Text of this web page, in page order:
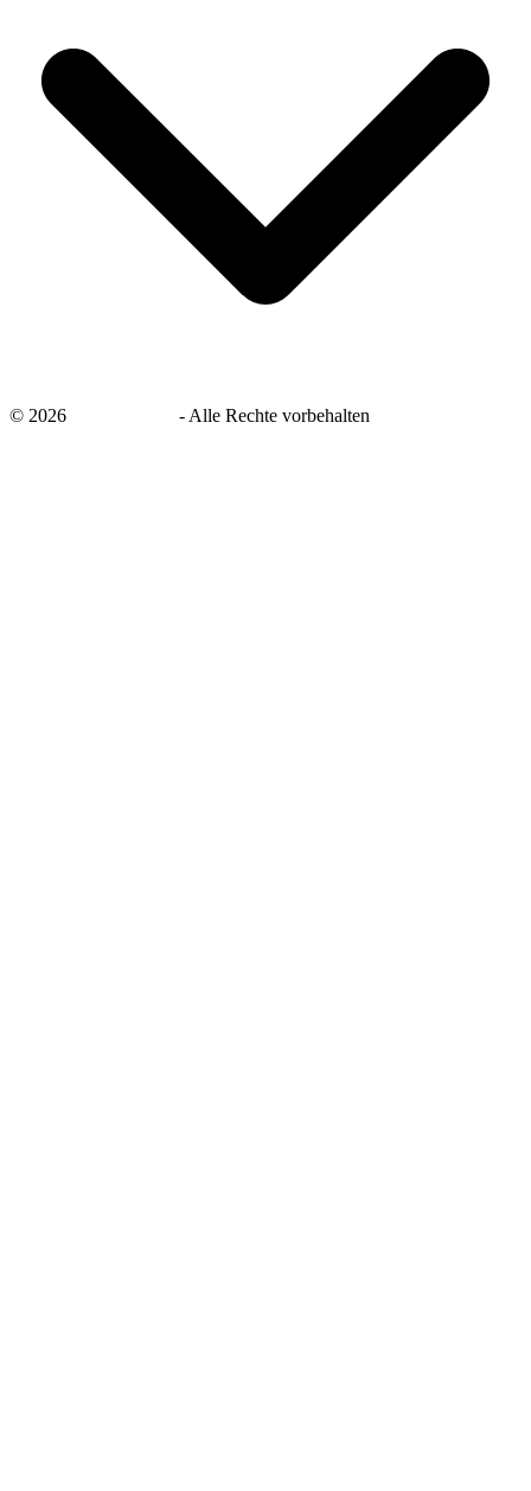
© 2026 -Alle Rechte vorbehalten